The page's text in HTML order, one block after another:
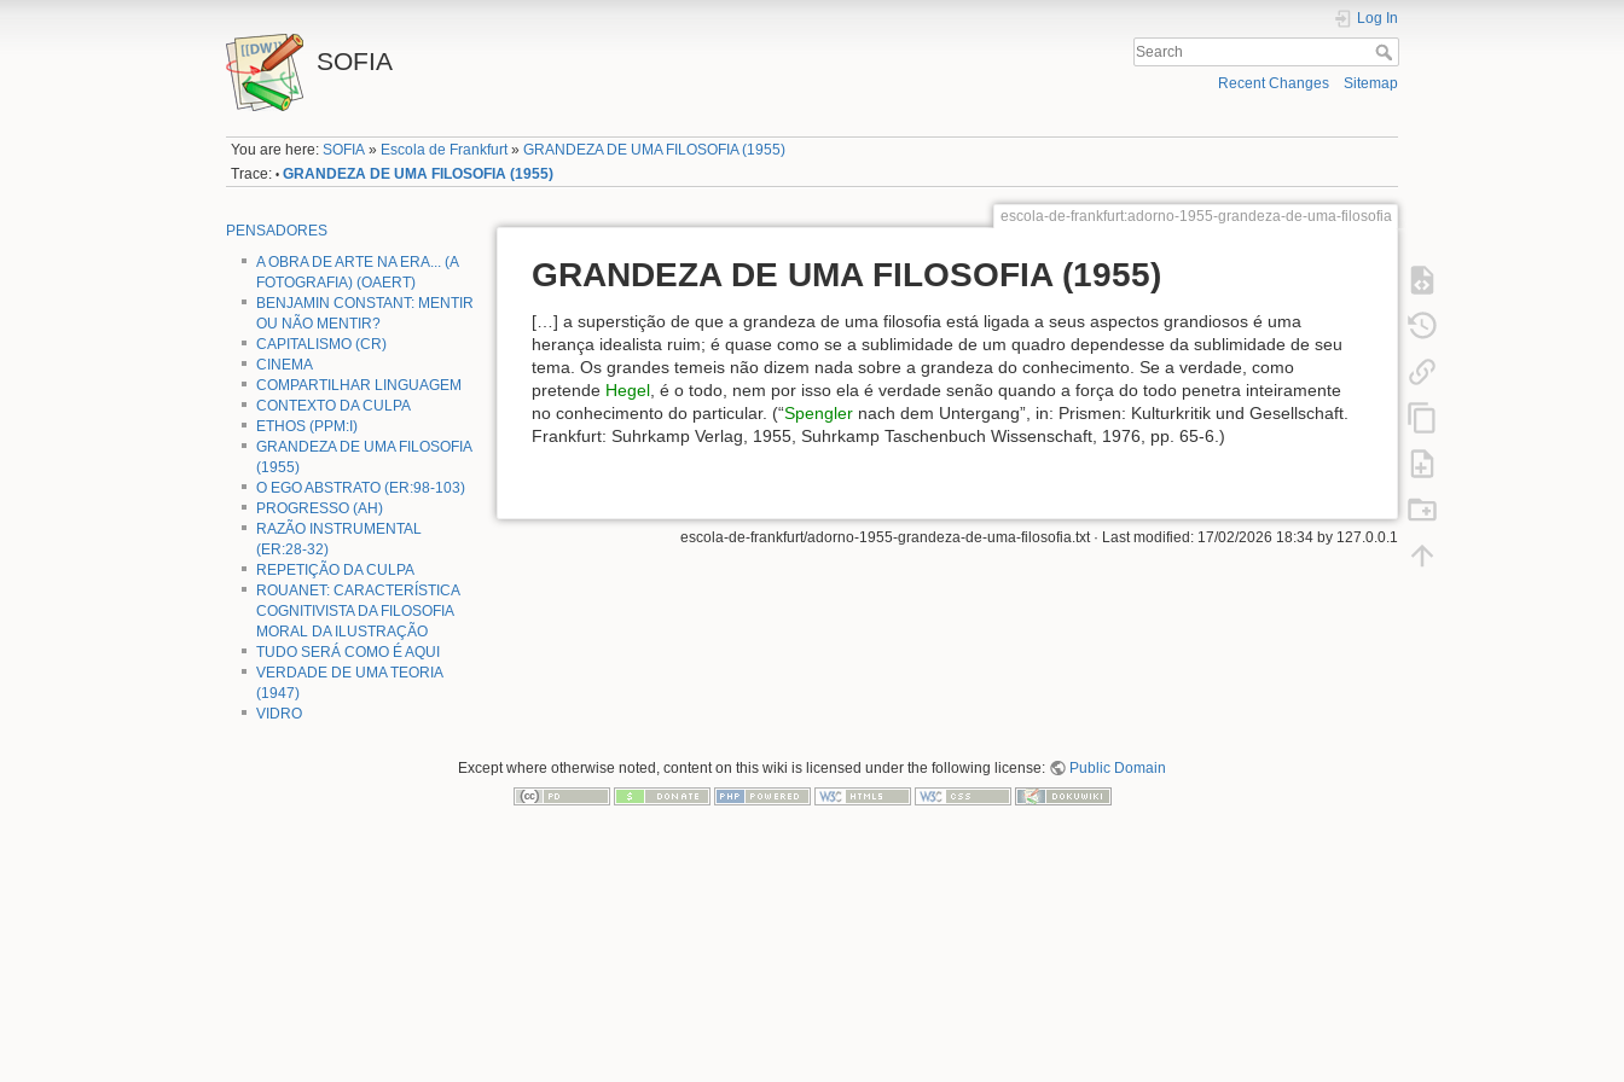
SOFIA
Log In
Recent Changes Sitemap
You are here:SOFIA » Escola de Frankfurt»GRANDEZA DE UMA FILOSOFIA (1955)
Trace: • GRANDEZA DE UMA FILOSOFIA (1955)
PENSADORES
A OBRA DE ARTE NA ERA... (A
FOTOGRAFIA) (OAERT)
BENJAMIN CONSTANT: MENTIR
OU NÃO MENTIR?
CAPITALISMO (CR)
CINEMA
COMPARTILHAR LINGUAGEM
CONTEXTO DA CULPA
ETHOS (PPM:I)
GRANDEZA DE UMA FILOSOFIA
(1955)
O EGO ABSTRATO (ER:98-103)
PROGRESSO (AH)
RAZÃO INSTRUMENTAL
(ER:28-32)
REPETIÇÃO DA CULPA
ROUANET: CARACTERÍSTICA
COGNITIVISTA DA FILOSOFIA
MORAL DA ILUSTRAÇÃO
TUDO SERÁ COMO É AQUI
VERDADE DE UMA TEORIA
(1947)
VIDRO
escola-de-frankfurt:adorno-1955-grandeza-de-uma-filosofia
GRANDEZA DE UMA FILOSOFIA (1955)
[…] a superstição de que a grandeza de uma filosofia está ligada a seus aspectos grandiosos é uma
herança idealista ruim; é quase como se a sublimidade de um quadro dependesse da sublimidade de seu
tema. Os grandes temeis não dizem nada sobre a grandeza do conhecimento. Se a verdade, como
pretende Hegel , é o todo, nem por isso ela é verdade senão quando a força do todo penetra inteiramente
no conhecimento do particular. (“Spengler nach dem Untergang”, in: Prismen: Kulturkritik und Gesellschaft.
Frankfurt: Suhrkamp Verlag, 1955, Suhrkamp Taschenbuch Wissenschaft, 1976, pp. 65-6.)
escola-de-frankfurt/adorno-1955-grandeza-de-uma-filosofia.txt· Last modified: 17/02/2026 18:34 by 127.0.0.1
Except where otherwise noted, content on this wiki is licensed under the following license: Public Domain